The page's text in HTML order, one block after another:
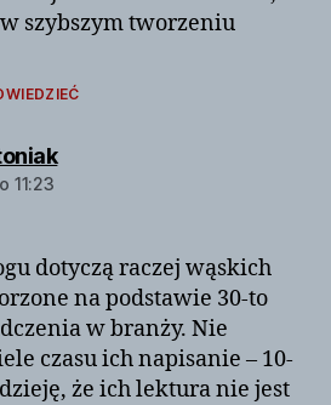
szybszym tworzeniu
komentarz:
11:23
dotyczą raczej wąskich
na podstawie 30-to
w branży. Nie
czasu ich napisanie – 10-
że ich lektura nie jest